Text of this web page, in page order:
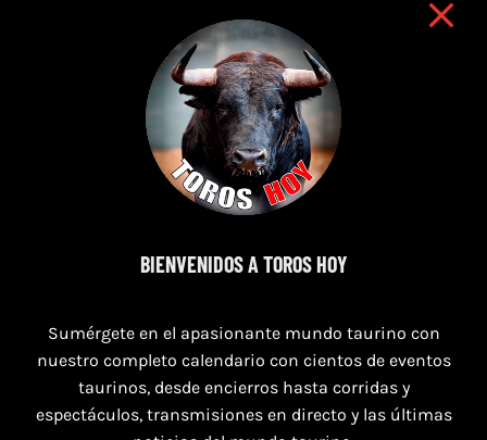
BIENVENIDOS A TOROS HOY
Sumérgete en el apasionante mundo taurino con
nuestro completo calendario con cientos de eventos
taurinos, desde encierros hasta corridas y
espectáculos, transmisiones en directo y las últimas